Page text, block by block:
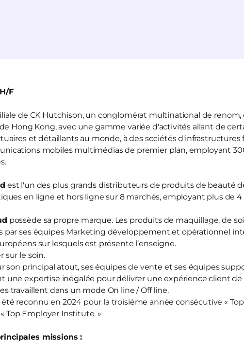
F
de CK Hutchison, un conglomérat multinational de renom,
Hong Kong, avec une gamme variée d'activités allant de
et détaillants au monde, à des sociétés d'infrastructures
mobiles multimédias de premier plan, employant
est l'un des plus grands distributeurs de produits de beauté
en ligne et hors ligne sur 8 marchés, employant plus de 4
possède sa propre marque. Les produits de maquillage, de
par ses équipes Marketing développement et opérationnel
sur lesquels est présente l’enseigne.
sur le soin.
son principal atout, ses équipes de vente et ses équipes
une expertise inégalée pour délivrer une expérience client de
travaillent dans un mode On line / Off line.
reconnu en 2024 pour la troisième année consécutive «
Top Employer Institute. »
missions :